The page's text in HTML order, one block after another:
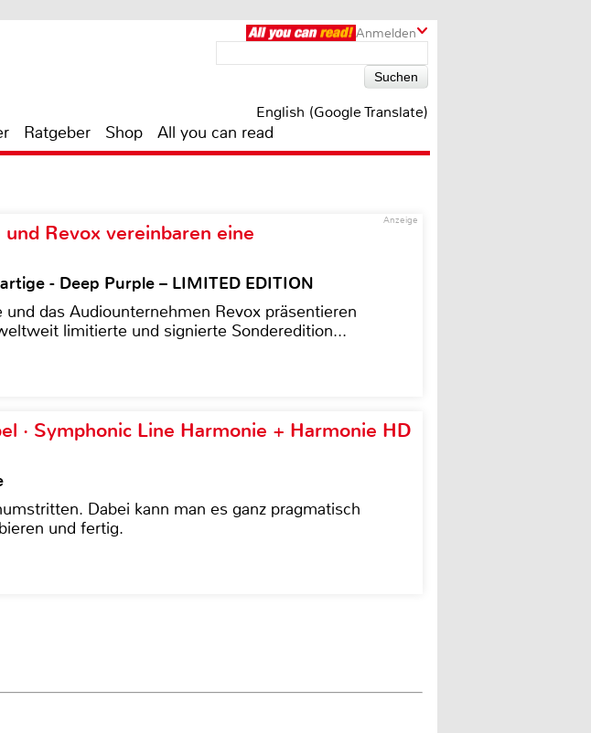
Anmelden
English (Google Translate)
Ratgeber Shop All you can read
Anzeige
Revox vereinbaren eine
- Deep Purple – LIMITED EDITION
und das Audiounternehmen Revox präsentieren
limitierte und signierte Sonderedition...
· Symphonic Line Harmonie + Harmonie HD
Dabei kann man es ganz pragmatisch
und fertig.